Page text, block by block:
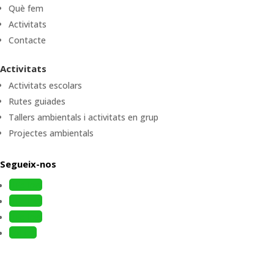
Què fem
Activitats
Contacte
Activitats
Activitats escolars
Rutes guiades
Tallers ambientals i activitats en grup
Projectes ambientals
Segueix-nos
Follow
Follow
Follow
Follow